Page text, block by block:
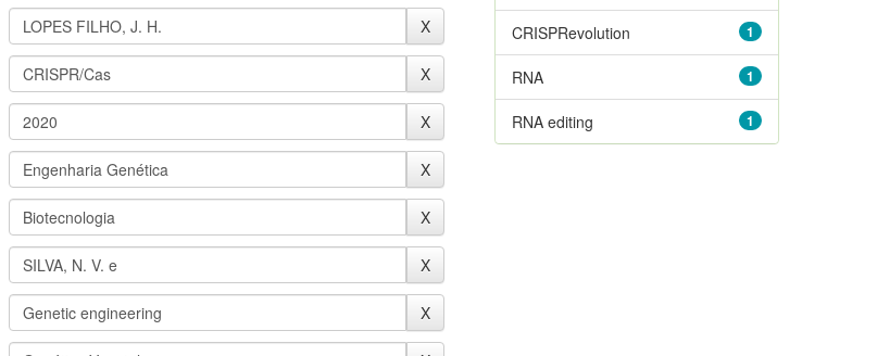
1
CRISPRevolution
1
RNA
1
RNA editing